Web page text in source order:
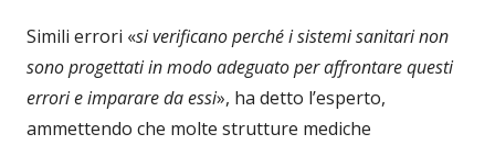
Simili errori «si verificano perché i sistemi sanitari non
sono progettati in modo adeguato per affrontare questi
errori e imparare da essi», ha detto l’esperto,
ammettendo che molte strutture mediche